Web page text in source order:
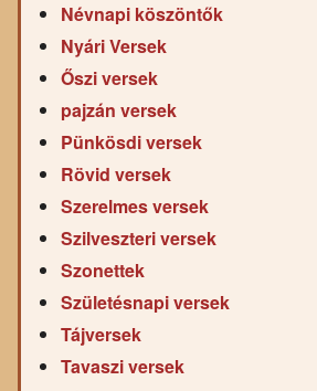
Névnapi köszöntők
Nyári Versek
Őszi versek
pajzán versek
Pünkösdi versek
Rövid versek
Szerelmes versek
Szilveszteri versek
Szonettek
Születésnapi versek
Tájversek
Tavaszi versek